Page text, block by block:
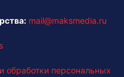
mail@maksmedia.ru
обработки персональных